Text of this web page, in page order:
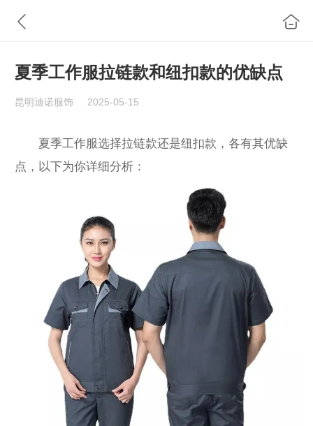
夏季工作服拉链款和纽扣款的优缺点
昆明迪诺服饰 2025-05-15
夏季工作服选择拉链款还是纽扣款，各有其优缺
点，以下为你详细分析：